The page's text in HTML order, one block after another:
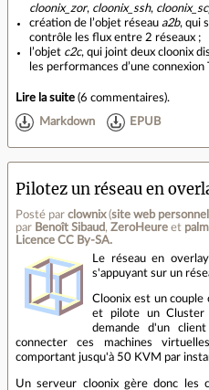
cloonix_zor, cloonix_ssh,
création de l’objet réseau a2b, qui
contrôle les flux entre 2 réseaux ;
l’objet c2c, qui joint deux cloonix
les performances d’une
Lire la suite (6 commentaires).
Markdown EPUB
Pilotez un réseau en
Posté par clownix(site web personnel
par Benoît Sibaud, ZeroHeure et
Licence CC By‑SA.
Le réseau en
s'appuyant sur un
Cloonix est un
et pilote un Cluster
demande d'un
connecter ces machines
comportant jusqu'à 50 KVM par
Un serveur cloonix gère donc les